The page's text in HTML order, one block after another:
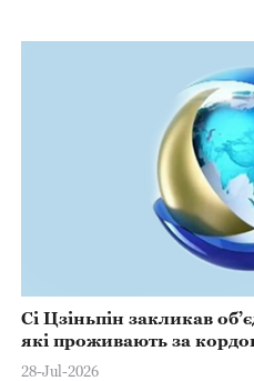
Сі Цзіньпін закликав
які проживають за
сильної країни та
28-Jul-2026